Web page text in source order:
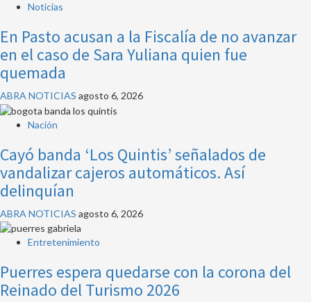
Noticias
En Pasto acusan a la Fiscalía de no avanzar
en el caso de Sara Yuliana quien fue
quemada
ABRA NOTICIAS agosto 6, 2026
Nación
Cayó banda ‘Los Quintis’ señalados de
vandalizar cajeros automáticos. Así
delinquían
ABRA NOTICIAS agosto 6, 2026
Entretenimiento
Puerres espera quedarse con la corona del
Reinado del Turismo 2026